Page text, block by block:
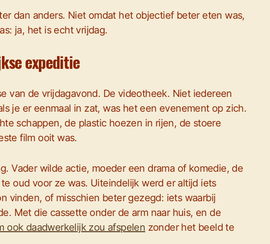
dan anders. Niet omdat het objectief beter eten was,
ja, het is echt vrijdag.
expeditie
van de vrijdagavond. De videotheek. Niet iedereen
je er eenmaal in zat, was het een evenement op zich.
schappen, de plastic hoezen in rijen, de stoere
film ooit was.
Vader wilde actie, moeder een drama of komedie, de
oud voor ze was. Uiteindelijk werd er altijd iets
vinden, of misschien beter gezegd: iets waarbij
Met die cassette onder de arm naar huis, en de
ook daadwerkelijk zou afspelen zonder het beeld te